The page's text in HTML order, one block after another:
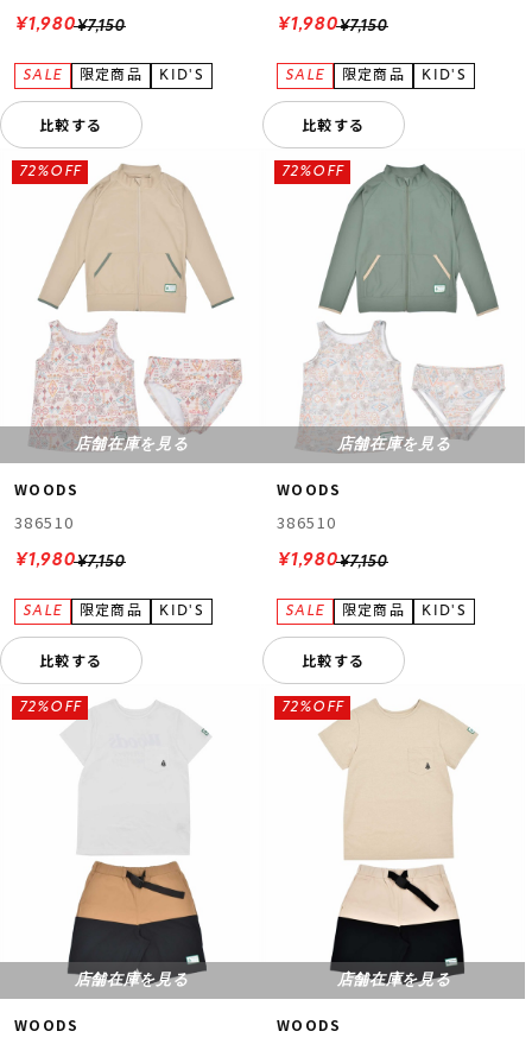
¥7,150
¥1,980
比較する
¥7,150
¥1,980
比較する
店舗在庫を見る
WOODS
386510
¥7,150
72%OFF
¥1,980
比較する
店舗在庫を見る
WOODS
386510
¥7,150
72%OFF
¥1,980
比較する
店舗在庫を見る
WOODS
72%OFF
店舗在庫を見る
WOODS
72%OFF